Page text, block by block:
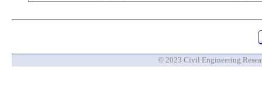
© 2023 Civil Engineering